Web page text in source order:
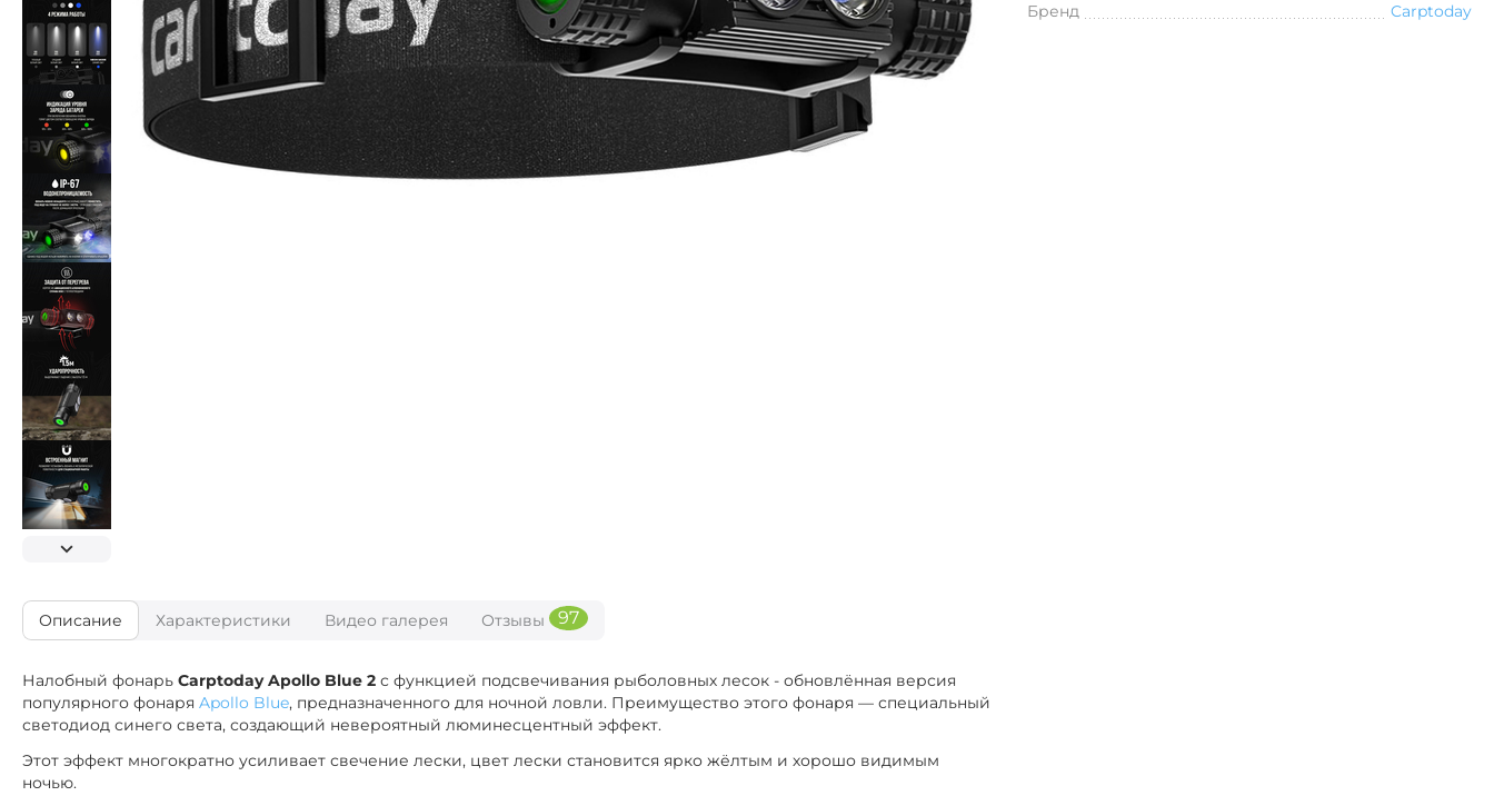
Бренд
Carptoday
Описание Характеристики Видео галерея Отзывы 97
Налобный фонарь Carptoday Apollo Blue 2 с функцией подсвечивания рыболовных лесок - обновлённая версия
популярного фонаря Apollo Blue, предназначенного для ночной ловли. Преимущество этого фонаря — специальный
светодиод синего света, создающий невероятный люминесцентный эффект.
Этот эффект многократно усиливает свечение лески, цвет лески становится ярко жёлтым и хорошо видимым
ночью.